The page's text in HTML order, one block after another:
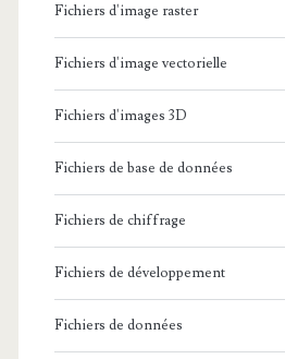
Fichiers d'image raster
Fichiers d'image vectorielle
Fichiers d'images 3D
Fichiers de base de données
Fichiers de chiffrage
Fichiers de développement
Fichiers de données